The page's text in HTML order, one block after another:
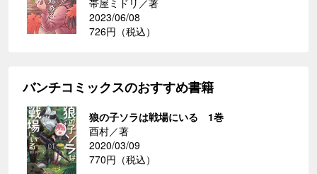
帯屋ミドリ／著
2023/06/08
726円（税込）
バンチコミックスのおすすめ書籍
狼の子ソラは戦場にいる 1巻
酉村／著
2020/03/09
770円（税込）